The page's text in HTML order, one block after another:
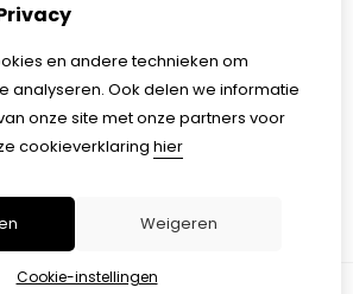
en andere technieken om
analyseren. Ook delen we informatie
onze site met onze partners voor
cookieverklaring hier
Weigeren
Cookie-instellingen